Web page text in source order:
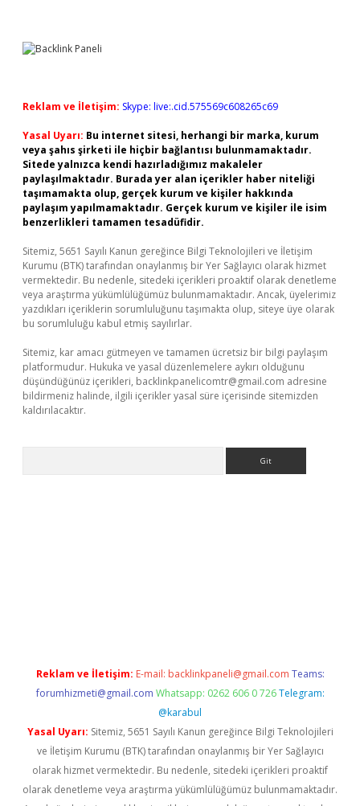
Reklam ve İletişim: Skype: live:.cid.575569c608265c69
Yasal Uyarı: Bu internet sitesi, herhangi bir marka, kurum
veya şahıs şirketi ile hiçbir bağlantısı bulunmamaktadır.
Sitede yalnızca kendi hazırladığımız makaleler
paylaşılmaktadır. Burada yer alan içerikler haber niteliği
taşımamakta olup, gerçek kurum ve kişiler hakkında
paylaşım yapılmamaktadır. Gerçek kurum ve kişiler ile isim
benzerlikleri tamamen tesadüfidir.
Sitemiz, 5651 Sayılı Kanun gereğince Bilgi Teknolojileri ve İletişim
Kurumu (BTK) tarafından onaylanmış bir Yer Sağlayıcı olarak hizmet
vermektedir. Bu nedenle, sitedeki içerikleri proaktif olarak denetleme
veya araştırma yükümlülüğümüz bulunmamaktadır. Ancak, üyelerimiz
yazdıkları içeriklerin sorumluluğunu taşımakta olup, siteye üye olarak
bu sorumluluğu kabul etmiş sayılırlar.
Sitemiz, kar amacı gütmeyen ve tamamen ücretsiz bir bilgi paylaşım
platformudur. Hukuka ve yasal düzenlemelere aykırı olduğunu
düşündüğünüz içerikleri, backlinkpanelicomtr@gmail.com adresine
bildirmeniz halinde, ilgili içerikler yasal süre içerisinde sitemizden
kaldırılacaktır.
Reklam ve İletişim: E-mail: backlinkpaneli@gmail.com Teams:
forumhizmeti@gmail.com Whatsapp: 0262 606 0 726 Telegram:
@karabul
Yasal Uyarı: Sitemiz, 5651 Sayılı Kanun gereğince Bilgi Teknolojileri
ve İletişim Kurumu (BTK) tarafından onaylanmış bir Yer Sağlayıcı
olarak hizmet vermektedir. Bu nedenle, sitedeki içerikleri proaktif
olarak denetleme veya araştırma yükümlülüğümüz bulunmamaktadır.